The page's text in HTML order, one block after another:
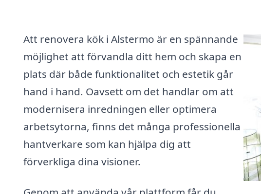
Att renovera kök i Alstermo är en spännande
möjlighet att förvandla ditt hem och skapa en
plats där både funktionalitet och estetik går
hand i hand. Oavsett om det handlar om att
modernisera inredningen eller optimera
arbetsytorna, finns det många professionella
hantverkare som kan hjälpa dig att
förverkliga dina visioner.